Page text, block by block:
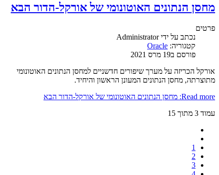
מחסן הנתונים האוטונומי של אורקל-הדור הבא
פרטים
נכתב על ידיAdministrator
קטגוריה: Oracle
פורסם ב19 מרס 2021
אורקל הכריזה על מערך שיפורים חדשניים למחסן הנתונים האוטונומי
מתוצרתה, מחסן הנתונים המעונן הראשון והיחיד.
Read more: מחסן הנתונים האוטונומי של אורקל-הדור הבא
עמוד 3 מתוך 15
1
2
3